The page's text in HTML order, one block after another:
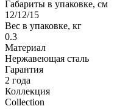
Габариты в упаковке, см
12/12/15
Вес в упаковке, кг
0.3
Материал
Нержавеющая сталь
Гарантия
2 года
Коллекция
Collection